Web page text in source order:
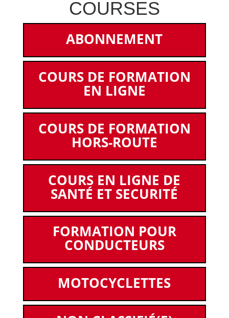
COURSES
ABONNEMENT
COURS DE FORMATION
EN LIGNE
COURS DE FORMATION
HORS-ROUTE
COURS EN LIGNE DE
SANTÉ ET SECURITÉ
FORMATION POUR
CONDUCTEURS
MOTOCYCLETTES